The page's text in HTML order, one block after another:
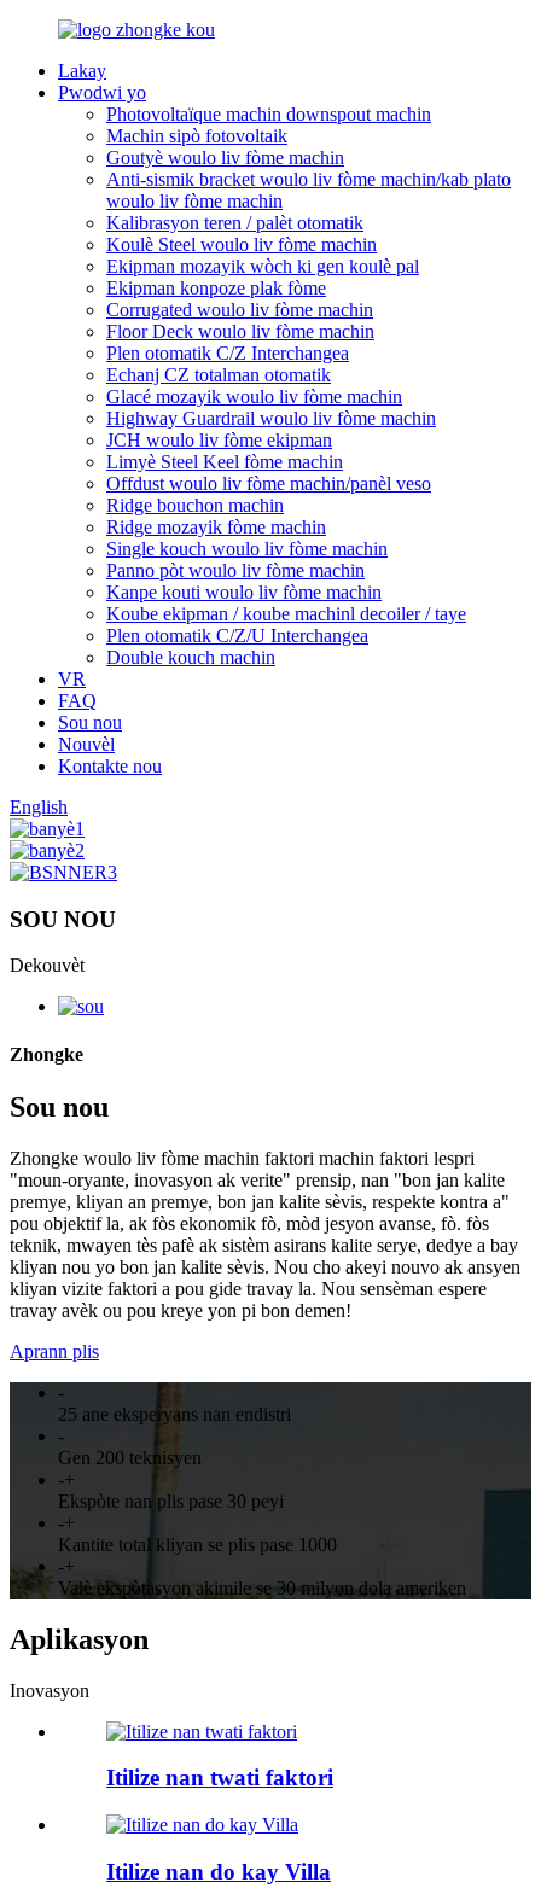
Lakay
Pwodwi yo
Photovoltaïque machin downspout machin
Machin sipò fotovoltaik
Goutyè woulo liv fòme machin
Anti-sismik bracket woulo liv fòme machin/kab plato
woulo liv fòme machin
Kalibrasyon teren / palèt otomatik
Koulè Steel woulo liv fòme machin
Ekipman mozayik wòch ki gen koulè pal
Ekipman konpoze plak fòme
Corrugated woulo liv fòme machin
Floor Deck woulo liv fòme machin
Plen otomatik C/Z Interchangea
Echanj CZ totalman otomatik
Glacé mozayik woulo liv fòme machin
Highway Guardrail woulo liv fòme machin
JCH woulo liv fòme ekipman
Limyè Steel Keel fòme machin
Offdust woulo liv fòme machin/panèl veso
Ridge bouchon machin
Ridge mozayik fòme machin
Single kouch woulo liv fòme machin
Panno pòt woulo liv fòme machin
Kanpe kouti woulo liv fòme machin
Koube ekipman / koube machinl decoiler / taye
Plen otomatik C/Z/U Interchangea
Double kouch machin
VR
FAQ
Sou nou
Nouvèl
Kontakte nou
English
SOU NOU
Dekouvèt
Zhongke
Sou nou
Zhongke woulo liv fòme machin faktori machin faktori lespri
"moun-oryante, inovasyon ak verite" prensip, nan "bon jan kalite
premye, kliyan an premye, bon jan kalite sèvis, respekte kontra a"
pou objektif la, ak fòs ekonomik fò, mòd jesyon avanse, fò. fòs
teknik, mwayen tès pafè ak sistèm asirans kalite serye, dedye a bay
kliyan nou yo bon jan kalite sèvis. Nou cho akeyi nouvo ak ansyen
kliyan vizite faktori a pou gide travay la. Nou sensèman espere
travay avèk ou pou kreye yon pi bon demen!
Aprann plis
-
25 ane eksperyans nan endistri
-
Gen 200 teknisyen
-+
Ekspòte nan plis pase 30 peyi
-+
Kantite total kliyan se plis pase 1000
-+
Valè ekspòtasyon akimile se 30 milyon dola ameriken
Aplikasyon
Inovasyon
Itilize nan twati faktori
Itilize nan do kay Villa